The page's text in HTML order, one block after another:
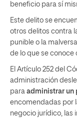
beneficio para sí
Este delito se
otros delitos contra
punible o la
de lo que se conoce
El Artículo 252 del
administración
para administrar un
encomendadas por
negocio jurídico, las